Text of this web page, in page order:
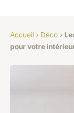
Accueil › Déco ›
pour votre